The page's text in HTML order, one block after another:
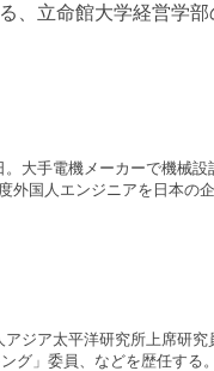
、立命館大学経営学
大手電機メーカーで機
国人エンジニアを日本
ジア太平洋研究所上席研
グ」委員、などを歴任す